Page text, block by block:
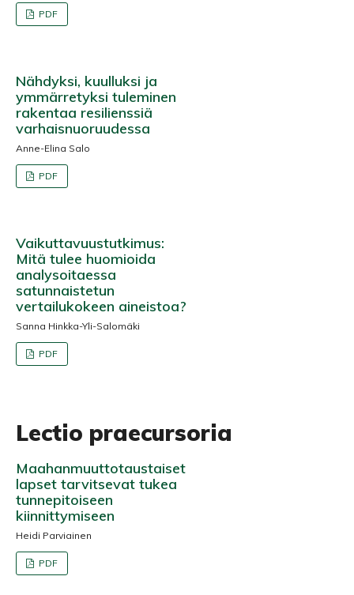
PDF
Nähdyksi, kuulluksi ja
ymmärretyksi tuleminen
rakentaa resilienssiä
varhaisnuoruudessa
Anne-Elina Salo
PDF
Vaikuttavuustutkimus:
Mitä tulee huomioida
analysoitaessa
satunnaistetun
vertailukokeen aineistoa?
Sanna Hinkka-Yli-Salomäki
PDF
Lectio praecursoria
Maahanmuuttotaustaiset
lapset tarvitsevat tukea
tunnepitoiseen
kiinnittymiseen
Heidi Parviainen
PDF